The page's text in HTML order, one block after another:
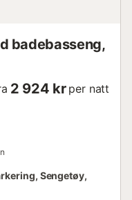
badebasseng,
2 924 kr per natt
Sengetøy,